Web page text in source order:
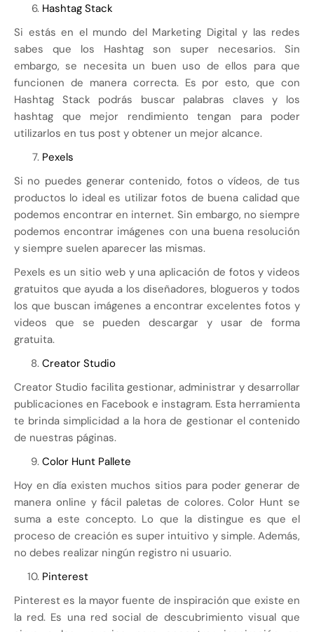
Hashtag Stack
Si estás en el mundo del Marketing Digital y las redes
sabes que los Hashtag son super necesarios. Sin
embargo, se necesita un buen uso de ellos para que
funcionen de manera correcta. Es por esto, que con
Hashtag Stack podrás buscar palabras claves y los
hashtag que mejor rendimiento tengan para poder
utilizarlos en tus post y obtener un mejor alcance.
Pexels
Si no puedes generar contenido, fotos o vídeos, de tus
productos lo ideal es utilizar fotos de buena calidad que
podemos encontrar en internet. Sin embargo, no siempre
podemos encontrar imágenes con una buena resolución
y siempre suelen aparecer las mismas.
Pexels es un sitio web y una aplicación de fotos y videos
gratuitos que ayuda a los diseñadores, blogueros y todos
los que buscan imágenes a encontrar excelentes fotos y
videos que se pueden descargar y usar de forma
gratuita.
Creator Studio
Creator Studio facilita gestionar, administrar y desarrollar
publicaciones en Facebook e instagram. Esta herramienta
te brinda simplicidad a la hora de gestionar el contenido
de nuestras páginas.
Color Hunt Pallete
Hoy en día existen muchos sitios para poder generar de
manera online y fácil paletas de colores. Color Hunt se
suma a este concepto. Lo que la distingue es que el
proceso de creación es super intuitivo y simple. Además,
no debes realizar ningún registro ni usuario.
Pinterest
Pinterest es la mayor fuente de inspiración que existe en
la red. Es una red social de descubrimiento visual que